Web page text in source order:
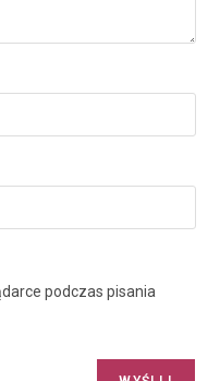
podczas pisania